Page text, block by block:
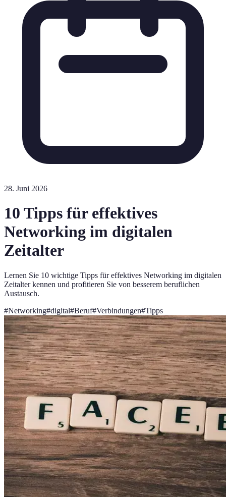
28. Juni 2026
10 Tipps für effektives
Networking im digitalen
Zeitalter
Lernen Sie 10 wichtige Tipps für effektives Networking im digitalen
Zeitalter kennen und profitieren Sie von besserem beruflichen
Austausch.
#Networking#digital#Beruf#Verbindungen#Tipps